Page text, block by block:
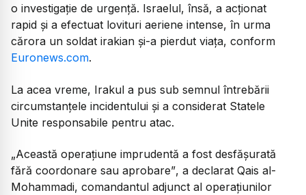
o investigație de urgență. Israelul, însă, a acționat
rapid și a efectuat lovituri aeriene intense, în urma
cărora un soldat irakian și-a pierdut viața, conform
Euronews.com.
La acea vreme, Irakul a pus sub semnul întrebării
circumstanțele incidentului și a considerat Statele
Unite responsabile pentru atac.
„Această operațiune imprudentă a fost desfășurată
fără coordonare sau aprobare”, a declarat Qais al-
Mohammadi, comandantul adjunct al operațiunilor